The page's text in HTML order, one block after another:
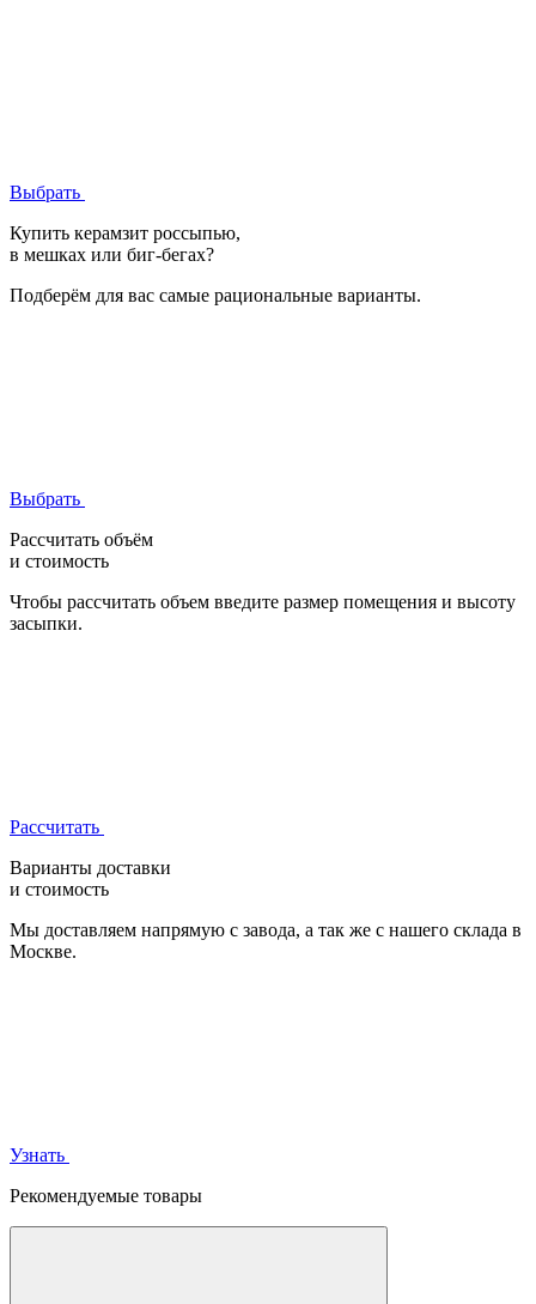
Выбрать
Купить керамзит россыпью,
в мешках или биг-бегах?
Подберём для вас самые рациональные варианты.
Выбрать
Рассчитать объём
и стоимость
Чтобы рассчитать объем введите размер помещения и высоту
засыпки.
Рассчитать
Варианты доставки
и стоимость
Мы доставляем напрямую с завода, а так же с нашего склада в
Москве.
Узнать
Рекомендуемые товары